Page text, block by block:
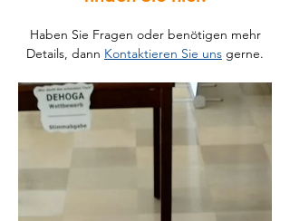
Haben Sie Fragen oder benötigen mehr
Details, dann Kontaktieren Sie uns gerne.